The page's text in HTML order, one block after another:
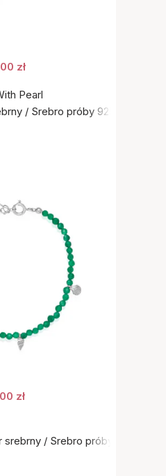
zł
Pearl
/ Srebro próby 925
zł
srebrny / Srebro próby 925